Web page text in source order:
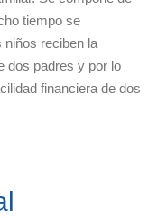
tiempo se
niños reciben la
dos padres y por lo
financiera de dos